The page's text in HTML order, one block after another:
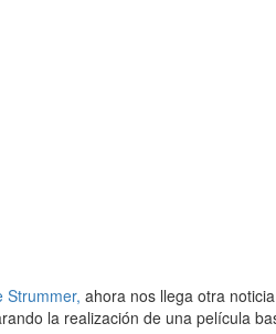
Strummer, ahora nos llega otra
la realización de una película